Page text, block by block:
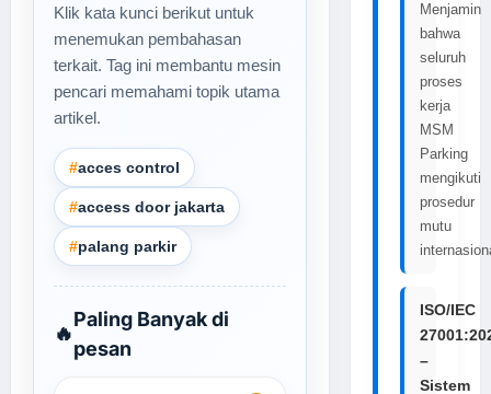
Klik kata kunci berikut untuk
menemukan pembahasan
terkait. Tag ini membantu mesin
pencari memahami topik utama
artikel.
#acces control
#access door jakarta
#palang parkir
🔥
Paling Banyak di
pesan
Menjamin
bahwa
seluruh
proses
kerja
MSM
Parking
mengikuti
prosedur
mutu
ISO/IEC
–
Sistem